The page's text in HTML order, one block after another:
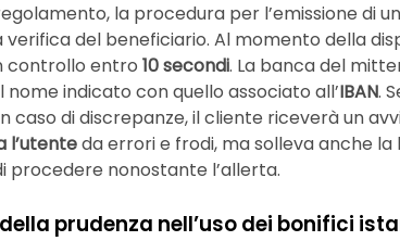
la procedura per l’emissione di un
del beneficiario. Al momento della
controllo entro 10 secondi. La banca del
indicato con quello associato all’IBAN.
caso di discrepanze, il cliente riceverà un
l’utenteda errori e frodi, ma solleva anche
procedere nonostante l’allerta.
prudenza nell’uso dei bonifici